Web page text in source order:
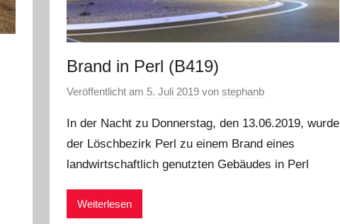
Brand in Perl (B419)
Veröffentlicht am 5. Juli 2019 vonstephanb
In der Nacht zu Donnerstag, den 13.06.2019, wurde
der Löschbezirk Perl zu einem Brand eines
landwirtschaftlich genutzten Gebäudes in Perl
Weiterlesen